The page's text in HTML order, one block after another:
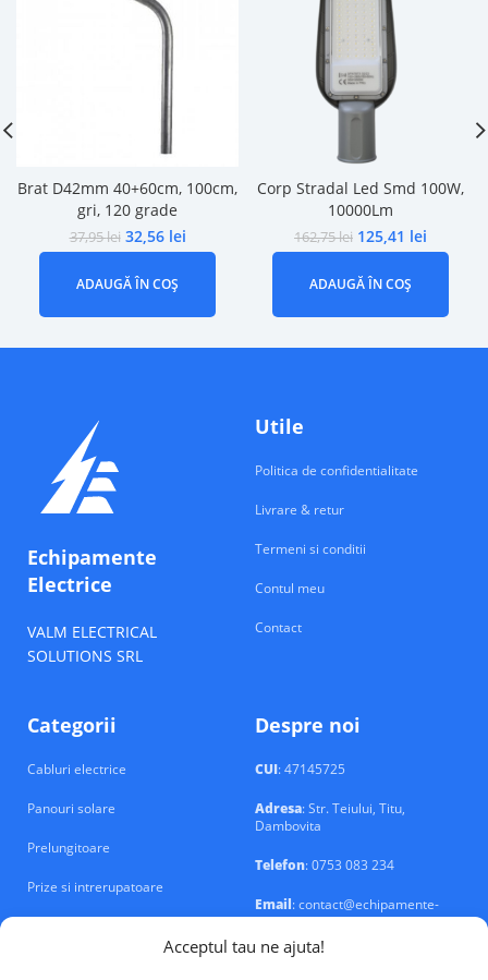
Acceptul tau ne ajuta!
Brat D42mm 40+60cm, 100cm,
gri, 120 grade
37,95lei 32,56 lei
ADAUGĂ ÎN COȘ
Corp Stradal Led Smd 100W,
10000Lm
162,75lei 125,41 lei
ADAUGĂ ÎN COȘ
Echipamente
Electrice
VALM ELECTRICAL
SOLUTIONS SRL
Utile
Politica de confidentialitate
Livrare & retur
Termeni si conditii
Contul meu
Contact
Categorii
Cabluri electrice
Panouri solare
Prelungitoare
Prize si intrerupatoare
Despre noi
CUI: 47145725
Adresa: Str. Teiului, Titu,
Dambovita
Telefon: 0753 083 234
Email: contact@echipamente-
electrice.ro